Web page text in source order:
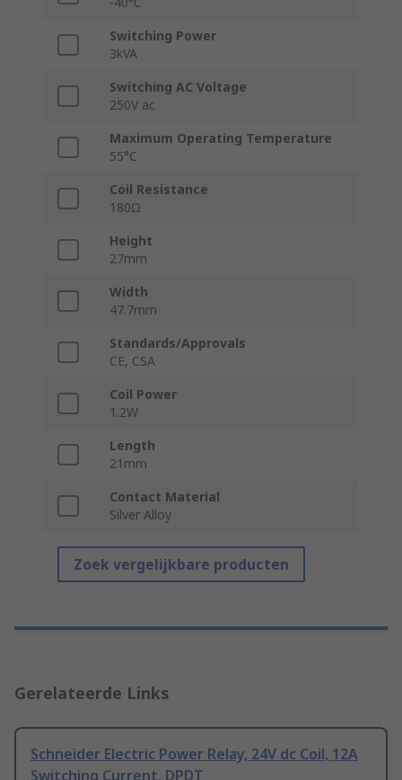
Switching Power
3kVA
Switching AC Voltage
250V ac
Maximum Operating Temperature
55°C
Coil Resistance
180Ω
Height
27mm
Width
47.7mm
Standards/Approvals
CE, CSA
Coil Power
1.2W
Length
21mm
Contact Material
Silver Alloy
Zoek vergelijkbare producten
Gerelateerde Links
Schneider Electric Power Relay, 24V dc Coil, 12A
Switching Current, DPDT